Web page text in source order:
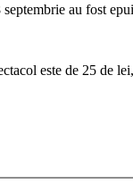
au fost
este de 25 de